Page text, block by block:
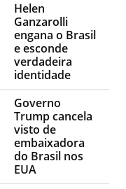
Helen
Ganzarolli
engana o Brasil
e esconde
verdadeira
identidade
Governo
Trump cancela
visto de
embaixadora
do Brasil nos
EUA